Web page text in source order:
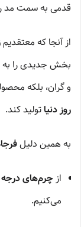
قدمی به سمت مد
از آنجا که معتقدیم
بخش جدیدی را به
و گران، بلکه
روز دنیاتولید کند.
به همین دلیل
ازچرم‌های
می‌کنیم.